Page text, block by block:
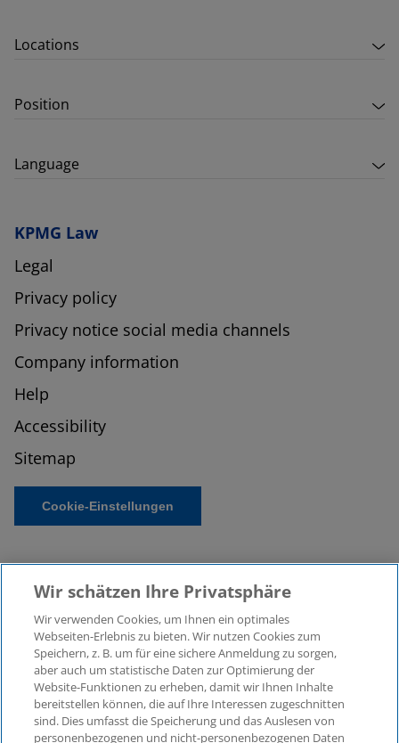
Locations
Position
Language
KPMG Law
Legal
Privacy policy
Privacy notice social media channels
Company information
Help
Accessibility
Sitemap
Cookie-Einstellungen
© 2026 KPMG Law Rechtsanwaltsgesellschaft mbH,
associated with KPMG AG
Wirtschaftsprüfungsgesellschaft, a public limited
company under German law and a member of the
Wir schätzen Ihre Privatsphäre
Wir verwenden Cookies, um Ihnen ein optimales
Webseiten-Erlebnis zu bieten. Wir nutzen Cookies zum
Speichern, z. B. um für eine sichere Anmeldung zu sorgen,
aber auch um statistische Daten zur Optimierung der
Website-Funktionen zu erheben, damit wir Ihnen Inhalte
bereitstellen können, die auf Ihre Interessen zugeschnitten
sind. Dies umfasst die Speicherung und das Auslesen von
personenbezogenen und nicht-personenbezogenen Daten